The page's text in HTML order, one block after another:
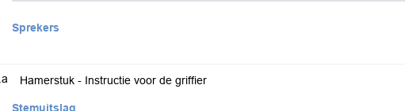
Sprekers
Hamerstuk - Instructie voor de griffier
Stemuitslag